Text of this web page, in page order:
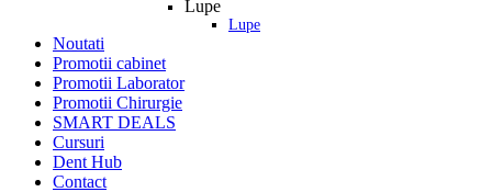
Lupe
Lupe
Noutati
Promotii cabinet
Promotii Laborator
Promotii Chirurgie
SMART DEALS
Cursuri
Dent Hub
Contact